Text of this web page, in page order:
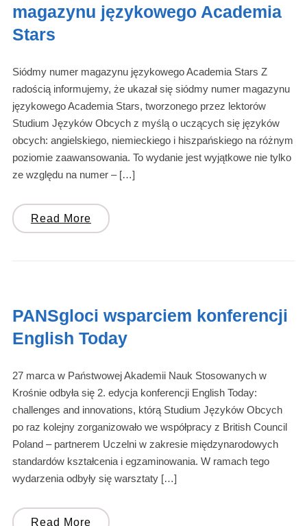
magazynu językowego Academia
Stars
Siódmy numer magazynu językowego Academia Stars Z
radością informujemy, że ukazał się siódmy numer magazynu
językowego Academia Stars, tworzonego przez lektorów
Studium Języków Obcych z myślą o uczących się języków
obcych: angielskiego, niemieckiego i hiszpańskiego na różnym
poziomie zaawansowania. To wydanie jest wyjątkowe nie tylko
ze względu na numer – […]
Read More
PANSgloci wsparciem konferencji
English Today
27 marca w Państwowej Akademii Nauk Stosowanych w
Krośnie odbyła się 2. edycja konferencji English Today:
challenges and innovations, którą Studium Języków Obcych
po raz kolejny zorganizowało we współpracy z British Council
Poland – partnerem Uczelni w zakresie międzynarodowych
standardów kształcenia i egzaminowania. W ramach tego
wydarzenia odbyły się warsztaty […]
Read More